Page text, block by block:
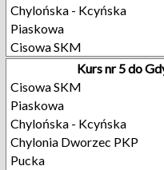
Chylońska - Kcyńska
Piaskowa
Cisowa SKM
Kurs nr 5 do
Cisowa SKM
Piaskowa
Chylońska - Kcyńska
Chylonia Dworzec PKP
Pucka